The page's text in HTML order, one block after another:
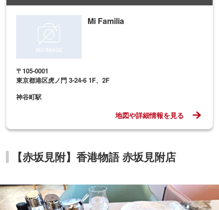
Mi Familia
〒105-0001
東京都港区虎ノ門 3-24-6 1F、2F
神谷町駅
地図や詳細情報を見る
【赤坂見附】香港物語 赤坂見附店